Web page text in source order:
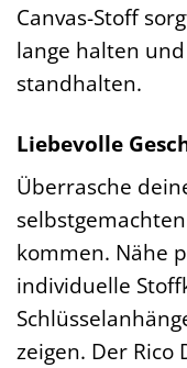
Canvas-Stoff
lange halten
standhalten.
Liebevolle
Überrasche
kommen. Nähe
individuelle
zeigen. Der Rico